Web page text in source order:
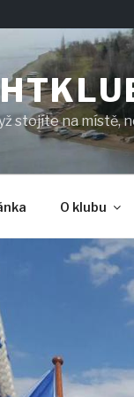
stojíte na místě,
O klubu